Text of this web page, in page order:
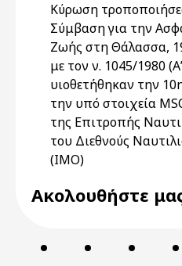
Κύρωση
Σύμβαση για την
Ζωής στη Θάλασσα,
με τον ν. 1045/1980
υιοθετήθηκαν την
την υπό στοιχεία
της Επιτροπής
του Διεθνούς
(ΙΜΟ)
Ακολουθήστε